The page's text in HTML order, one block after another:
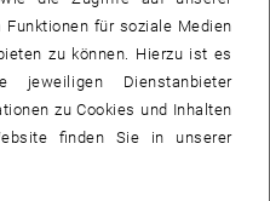
university lecturers who would
and lecturing skills to
will be work on a lecture. This
have delivered in the past or
bring this with you.
on subjects provided by the
für soziale Medien
zu können. Hierzu ist es
Dienstanbieter
zu Cookies und Inhalten
finden Sie in unserer